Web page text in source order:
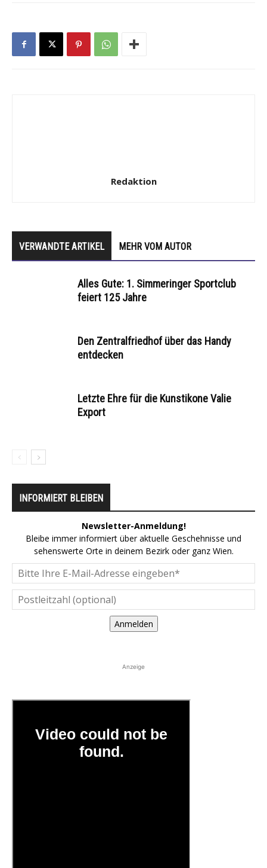
Redaktion
VERWANDTE ARTIKEL MEHR VOM AUTOR
Alles Gute: 1. Simmeringer Sportclub
feiert 125 Jahre
Den Zentralfriedhof über das Handy
entdecken
Letzte Ehre für die Kunstikone Valie
Export
INFORMIERT BLEIBEN
Newsletter-Anmeldung!
Bleibe immer informiert über aktuelle Geschehnisse und
sehenswerte Orte in deinem Bezirk oder ganz Wien.
Anmelden
Anzeige